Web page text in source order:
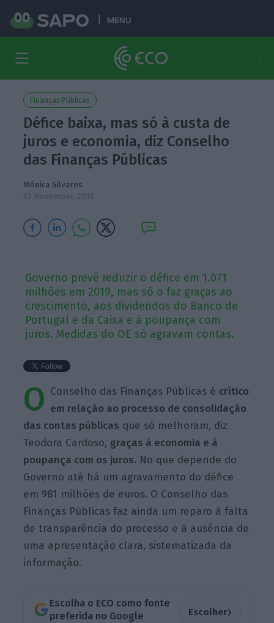
MENU
Finanças Públicas
Défice baixa, mas só à custa de
juros e economia, diz Conselho
das Finanças Públicas
Mónica Silvares
13 Novembro 2018
Governo prevê reduzir o défice em 1.071
milhões em 2019, mas só o faz graças ao
crescimento, aos dividendos do Banco de
Portugal e da Caixa e à poupança com
juros. Medidas do OE só agravam contas.
O Conselho das Finanças Públicas é crítico
em relação ao processo de consolidação
das contas públicas que só melhoram, diz
Teodora Cardoso, graças à economia e à
poupança com os juros. No que depende do
Governo até há um agravamento do défice
em 981 milhões de euros. O Conselho das
Finanças Públicas faz ainda um reparo à falta
de transparência do processo e à ausência de
uma apresentação clara, sistematizada da
informação.
Escolha o ECO como fonte
preferida no Google
Escolher›